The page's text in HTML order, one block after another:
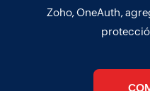
Zoho, OneAuth,